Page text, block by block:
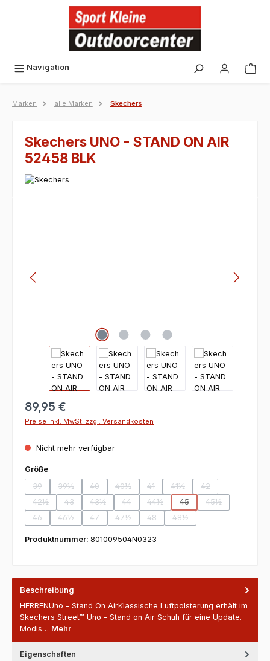
Navigation
Marken alle Marken Skechers
Skechers UNO - STAND ON AIR
52458 BLK
89,95 €
Preise inkl. MwSt. zzgl. Versandkosten
Nicht mehr verfügbar
Größeauswählen
39
(Diese Option ist zurzeit nicht verfügbar.)
39½
(Diese Option ist zurzeit nicht verfügbar.)
40
(Diese Option ist zurzeit nicht verfügbar.)
40½
(Diese Option ist zurzeit nicht verfügbar.)
41
(Diese Option ist zurzeit nicht
41½
(Diese Option ist zurzeit
42
(Diese Option ist
42½
(Diese Option ist zurzeit nicht verfügbar.)
43
(Diese Option ist zurzeit nicht verfügbar.)
43½
(Diese Option ist zurzeit nicht verfügbar.)
44
(Diese Option ist zurzeit nicht verfügbar.)
44½
(Diese Option ist zurzeit nicht
45
(Diese Option ist zurzeit
45½
(Diese Option
46
(Diese Option ist zurzeit nicht verfügbar.)
46½
(Diese Option ist zurzeit nicht verfügbar.)
47
(Diese Option ist zurzeit nicht verfügbar.)
47½
(Diese Option ist zurzeit nicht verfügbar.)
48
(Diese Option ist zurzeit nicht
48½
(Diese Option ist zurzeit
Produktnummer: 801009504N0323
Beschreibung
HERRENUno - Stand On AirKlassische Luftpolsterung erhält im
Skechers Street™ Uno - Stand on Air Schuh für eine Update.
Modis… Mehr
Eigenschaften